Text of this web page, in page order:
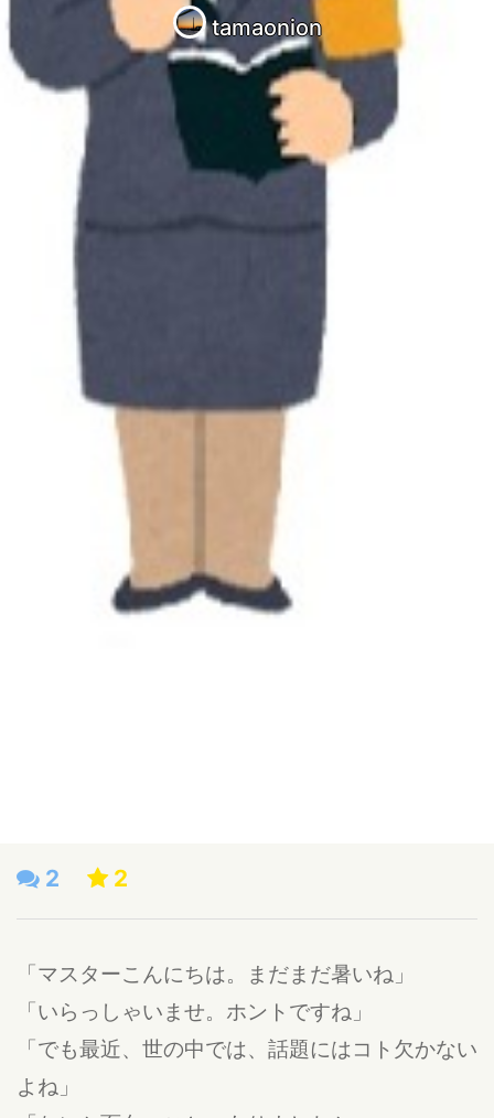
tamaonion
2 2
「マスターこんにちは。まだまだ暑いね」
「いらっしゃいませ。ホントですね」
「でも最近、世の中では、話題にはコト欠かない
よね」